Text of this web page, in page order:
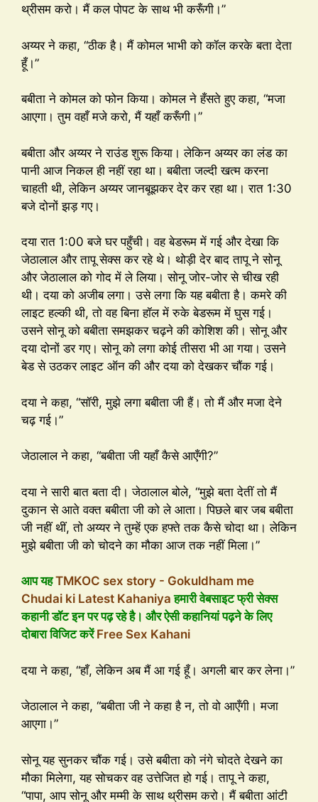
थ्रीसम करो। मैं कल पोपट के साथ भी करूँगी।”
अय्यर ने कहा, “ठीक है। मैं कोमल भाभी को कॉल करके बता देता
हूँ।”
बबीता ने कोमल को फोन किया। कोमल ने हँसते हुए कहा, “मजा
आएगा। तुम वहाँ मजे करो, मैं यहाँ करूँगी।”
बबीता और अय्यर ने राउंड शुरू किया। लेकिन अय्यर का लंड का
पानी आज निकल ही नहीं रहा था। बबीता जल्दी खत्म करना
चाहती थी, लेकिन अय्यर जानबूझकर देर कर रहा था। रात 1:30
बजे दोनों झड़ गए।
दया रात 1:00 बजे घर पहुँची। वह बेडरूम में गई और देखा कि
जेठालाल और तापू सेक्स कर रहे थे। थोड़ी देर बाद तापू ने सोनू
और जेठालाल को गोद में ले लिया। सोनू जोर-जोर से चीख रही
थी। दया को अजीब लगा। उसे लगा कि यह बबीता है। कमरे की
लाइट हल्की थी, तो वह बिना हॉल में रुके बेडरूम में घुस गई।
उसने सोनू को बबीता समझकर चढ़ने की कोशिश की। सोनू और
दया दोनों डर गए। सोनू को लगा कोई तीसरा भी आ गया। उसने
बेड से उठकर लाइट ऑन की और दया को देखकर चौंक गई।
दया ने कहा, “सॉरी, मुझे लगा बबीता जी हैं। तो मैं और मजा देने
चढ़ गई।”
जेठालाल ने कहा, “बबीता जी यहाँ कैसे आएँगी?”
दया ने सारी बात बता दी। जेठालाल बोले, “मुझे बता देतीं तो मैं
दुकान से आते वक्त बबीता जी को ले आता। पिछले बार जब बबीता
जी नहीं थीं, तो अय्यर ने तुम्हें एक हफ्ते तक कैसे चोदा था। लेकिन
मुझे बबीता जी को चोदने का मौका आज तक नहीं मिला।”
आप यहTMKOC sex story - Gokuldham me
Chudai ki Latest Kahaniya हमारी वेबसाइट फ्री सेक्स
कहानी डॉट इन पर पढ़ रहे है। और ऐसी कहानियां पढ़ने के लिए
दोबारा विजिट करेंFree Sex Kahani
दया ने कहा, “हाँ, लेकिन अब मैं आ गई हूँ। अगली बार कर लेना।”
जेठालाल ने कहा, “बबीता जी ने कहा है न, तो वो आएँगी। मजा
आएगा।”
सोनू यह सुनकर चौंक गई। उसे बबीता को नंगे चोदते देखने का
मौका मिलेगा, यह सोचकर वह उत्तेजित हो गई। तापू ने कहा,
“पापा, आप सोनू और मम्मी के साथ थ्रीसम करो। मैं बबीता आंटी